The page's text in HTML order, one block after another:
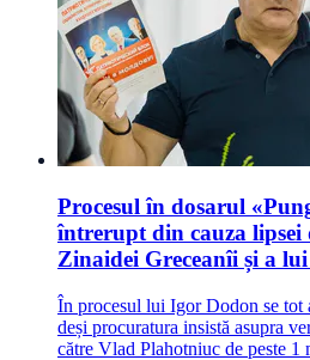
Procesul în dosarul
întrerupt din cauza lipsei
Zinaidei Greceanîi și a
În procesul lui Igor Dodon se tot
deși procuratura insistă asupra
către Vlad Plahotniuc de peste 1